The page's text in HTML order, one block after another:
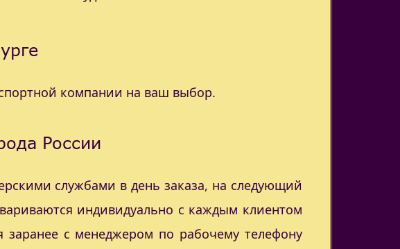
компании на ваш выбор.
России
службами в день заказа, на следующий
индивидуально с каждым клиентом
заранее с менеджером по рабочему телефону